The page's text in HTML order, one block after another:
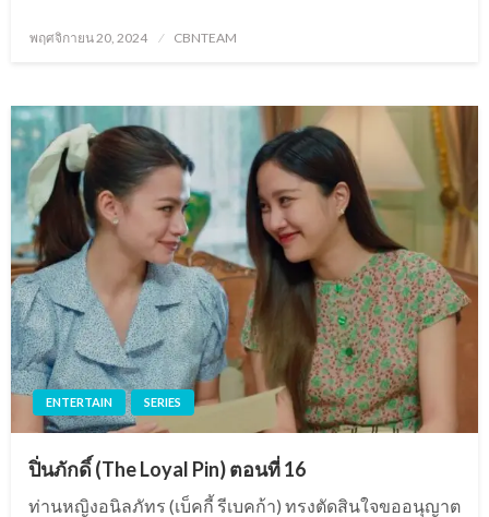
Posted
พฤศจิกายน 20, 2024 CBNTEAM
ENTERTAIN SERIES
ปิ่นภักดิ์ (The Loyal Pin) ตอนที่ 16
ท่านหญิงอนิลภัทร (เบ็คกี้ รีเบคก้า) ทรงตัดสินใจขออนุญาต